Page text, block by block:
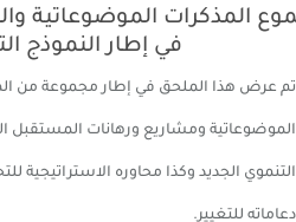
الموضوعاتية والرهانات
في إطار النموذج التنموي
الملحق في إطار مجموعة من المذكرات
ومشاريع ورهانات المستقبل المرتبطة
وكذا محاوره الاستراتيجية للتحول